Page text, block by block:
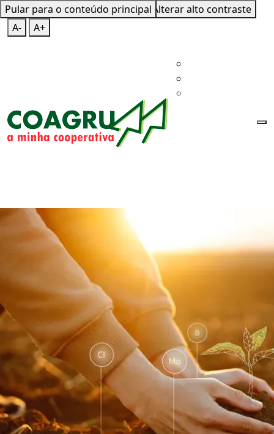
Pular para o conteúdo principal
Mapa do SiteTeclas de Atalho
Alterar alto contraste
A-
A+